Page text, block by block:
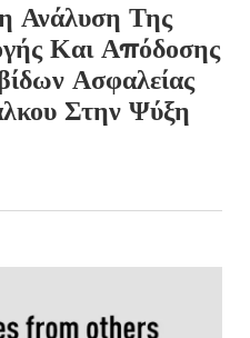
Ανάλυση Της
Και Απόδοσης
Ασφαλείας
Στην Ψύξη